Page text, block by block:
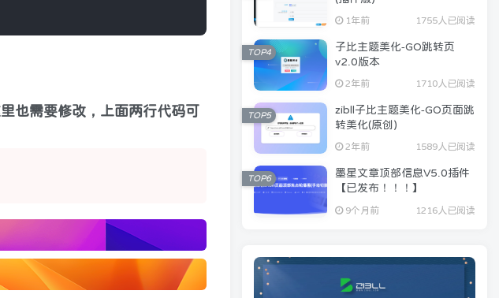
也需要修改，上面两行代码可
1年前 1755人已阅读
子比主题美化-GO跳转页
v2.0版本
2年前 1710人已阅读
TOP4
zibll子比主题美化-GO页面跳
转美化(原创)
2年前 1589人已阅读
TOP5
墨星文章顶部信息V5.0插件
【已发布！！！】
9个月前 1216人已阅读
TOP6